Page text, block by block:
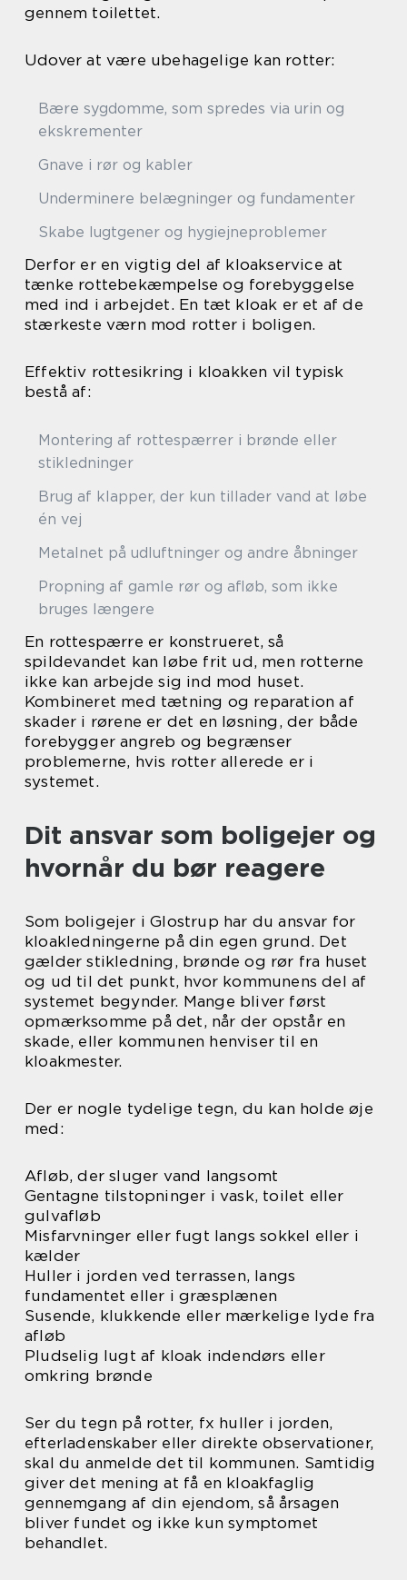
gennem toilettet.
Udover at være ubehagelige kan rotter:
Bære sygdomme, som spredes via urin og
ekskrementer
Gnave i rør og kabler
Underminere belægninger og fundamenter
Skabe lugtgener og hygiejneproblemer
Derfor er en vigtig del af kloakservice at
tænke rottebekæmpelse og forebyggelse
med ind i arbejdet. En tæt kloak er et af de
stærkeste værn mod rotter i boligen.
Effektiv rottesikring i kloakken vil typisk
bestå af:
Montering af rottespærrer i brønde eller
stikledninger
Brug af klapper, der kun tillader vand at løbe
én vej
Metalnet på udluftninger og andre åbninger
Propning af gamle rør og afløb, som ikke
bruges længere
En rottespærre er konstrueret, så
spildevandet kan løbe frit ud, men rotterne
ikke kan arbejde sig ind mod huset.
Kombineret med tætning og reparation af
skader i rørene er det en løsning, der både
forebygger angreb og begrænser
problemerne, hvis rotter allerede er i
systemet.
Dit ansvar som boligejer og
hvornår du bør reagere
Som boligejer i Glostrup har du ansvar for
kloakledningerne på din egen grund. Det
gælder stikledning, brønde og rør fra huset
og ud til det punkt, hvor kommunens del af
systemet begynder. Mange bliver først
opmærksomme på det, når der opstår en
skade, eller kommunen henviser til en
kloakmester.
Der er nogle tydelige tegn, du kan holde øje
med:
Afløb, der sluger vand langsomt
Gentagne tilstopninger i vask, toilet eller
gulvafløb
Misfarvninger eller fugt langs sokkel eller i
kælder
Huller i jorden ved terrassen, langs
fundamentet eller i græsplænen
Susende, klukkende eller mærkelige lyde fra
afløb
Pludselig lugt af kloak indendørs eller
omkring brønde
Ser du tegn på rotter, fx huller i jorden,
efterladenskaber eller direkte observationer,
skal du anmelde det til kommunen. Samtidig
giver det mening at få en kloakfaglig
gennemgang af din ejendom, så årsagen
bliver fundet og ikke kun symptomet
behandlet.